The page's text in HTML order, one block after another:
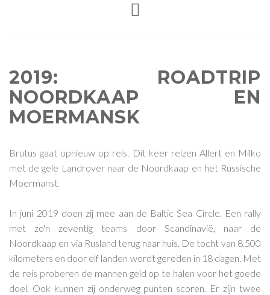
2019: ROADTRIP
NOORDKAAP EN
MOERMANSK
Brutus gaat opnieuw op reis. Dit keer reizen Allert en Milko
met de gele Landrover naar de Noordkaap en het Russische
Moermanst.
In juni 2019 doen zij mee aan de Baltic Sea Circle. Een rally
met zo'n zeventig teams door Scandinavië, naar de
Noordkaap en via Rusland terug naar huis. De tocht van 8.500
kilometers en door elf landen wordt gereden in 18 dagen. Met
de reis proberen de mannen geld op te halen voor het goede
doel. Ook kunnen zij onderweg punten scoren. Er zijn twee